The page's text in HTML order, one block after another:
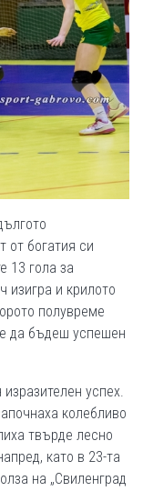
от богатия си
13 гола за
изигра и крилото
полувреме
да бъдеш успешен
успех.
колебливо
твърде лесно
като в 23­-та
на „Свиленград